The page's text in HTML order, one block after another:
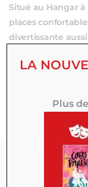
Situé au Hangar à
places
divertissante aussi
familiaux,
émotions toute la
LA
Plus